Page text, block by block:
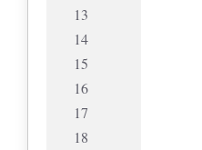
13
14
15
16
17
18